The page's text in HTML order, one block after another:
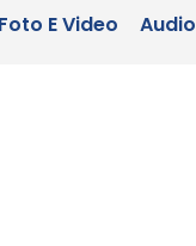
Foto E Video Audio